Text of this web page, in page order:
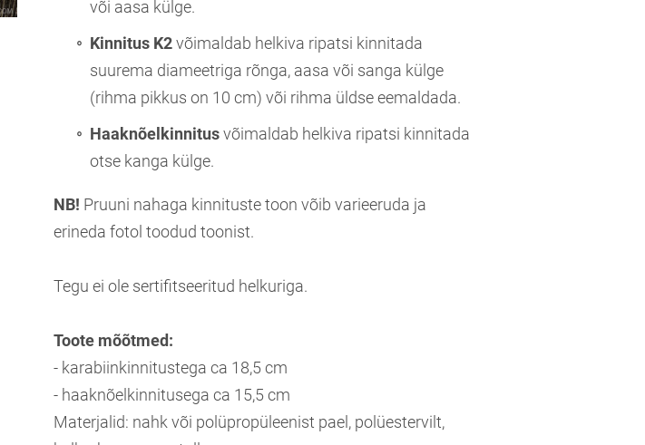
või aasa külge.
Kinnitus K2võimaldab helkiva ripatsi kinnitada
suurema diameetriga rõnga, aasa või sanga külge
(rihma pikkus on 10 cm) või rihma üldse eemaldada.
Haaknõelkinnitusvõimaldab helkiva ripatsi kinnitada
otse kanga külge.
NB! Pruuni nahaga kinnituste toon võib varieeruda ja
erineda fotol toodud toonist.
Tegu ei ole sertifitseeritud helkuriga.
Toote mõõtmed:
- karabiinkinnitustega ca 18,5 cm
- haaknõelkinnitusega ca 15,5 cm
Materjalid: nahk või polüpropüleenist pael, polüestervilt,